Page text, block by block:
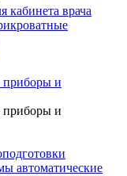
кабинета врача
приборы и
приборы и
автоматические